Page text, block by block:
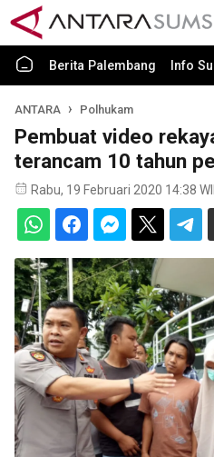
Berita Palembang Info
ANTARA Polhukam
Pembuat video
terancam 10 tahun
Rabu, 19 Februari 2020 14:38